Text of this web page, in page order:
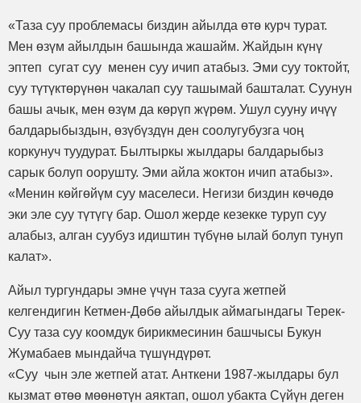
«Таза суу проблемасы биздин айылда өтө курч турат.
Мен өзүм айылдын башында жашайм. Жайдын күнү
эптеп сугат суу менен суу ичип атабыз. Эми суу токтойт,
суу түтүктөрүнөн чакалап суу ташымай башталат. Суунун
башы ачык, мен өзүм да көрүп жүрөм. Ушул сууну ичүү
балдарыбыздын, өзүбүздүн ден соолугубузга чоң
коркунуч туудурат. Былтыркы жылдары балдарыбыз
сарык болуп оорушту. Эми айла жоктон ичип атабыз».
«Менин көйгөйүм суу маселеси. Негизи биздин көчөдө
эки эле суу түтүгү бар. Ошол жерде кезекке туруп суу
алабыз, алган суубуз идиштин түбүнө ылай болуп тунуп
калат».
Айыл тургундары эмне үчүн таза сууга жетпей
келгендигин Кетмен-Дөбө айылдык аймагындагы Терек-
Суу таза суу коомдук бирикмесинин башчысы Букун
Жумабаев мындайча түшүндүрөт.
«Суу чын эле жетпей атат. Анткени 1987-жылдары бул
кызмат өтөө мөөнөтүн аяктап, ошол убакта Сүйүн деген